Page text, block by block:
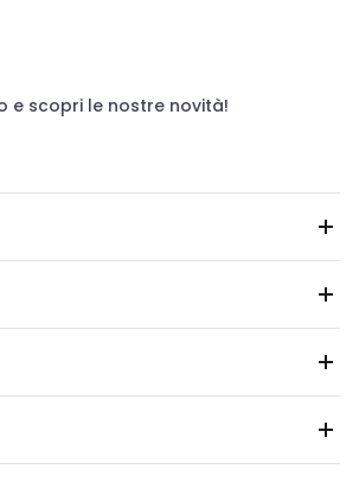
e scopri le nostre novità!